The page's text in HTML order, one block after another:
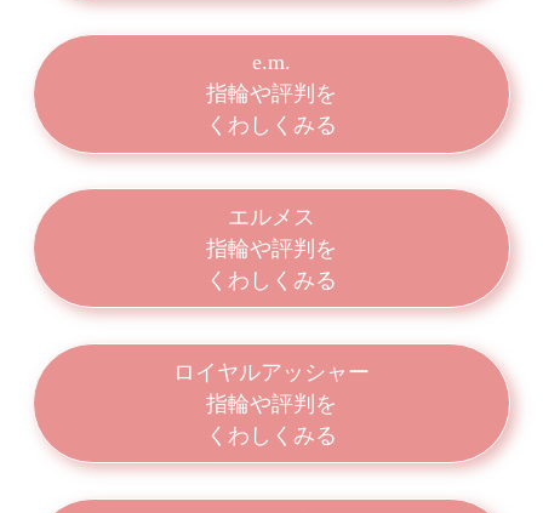
e.m.
指輪や評判を
くわしくみる
エルメス
指輪や評判を
くわしくみる
ロイヤルアッシャー
指輪や評判を
くわしくみる